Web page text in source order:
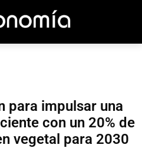
para impulsar una
con un 20% de
vegetal para 2030